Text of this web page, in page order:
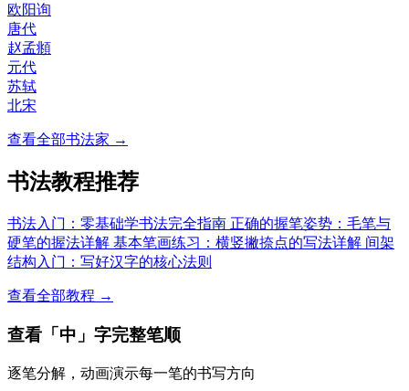
欧阳询
唐代
赵孟頫
元代
苏轼
北宋
查看全部书法家 →
书法教程推荐
书法入门：零基础学书法完全指南 正确的握笔姿势：毛笔与
硬笔的握法详解 基本笔画练习：横竖撇捺点的写法详解 间架
结构入门：写好汉字的核心法则
查看全部教程 →
查看「中」字完整笔顺
逐笔分解，动画演示每一笔的书写方向